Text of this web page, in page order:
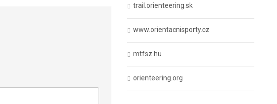
trail.orienteering.sk
www.orientacnisporty.cz
mtfsz.hu
orienteering.org